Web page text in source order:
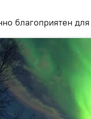
благоприятен